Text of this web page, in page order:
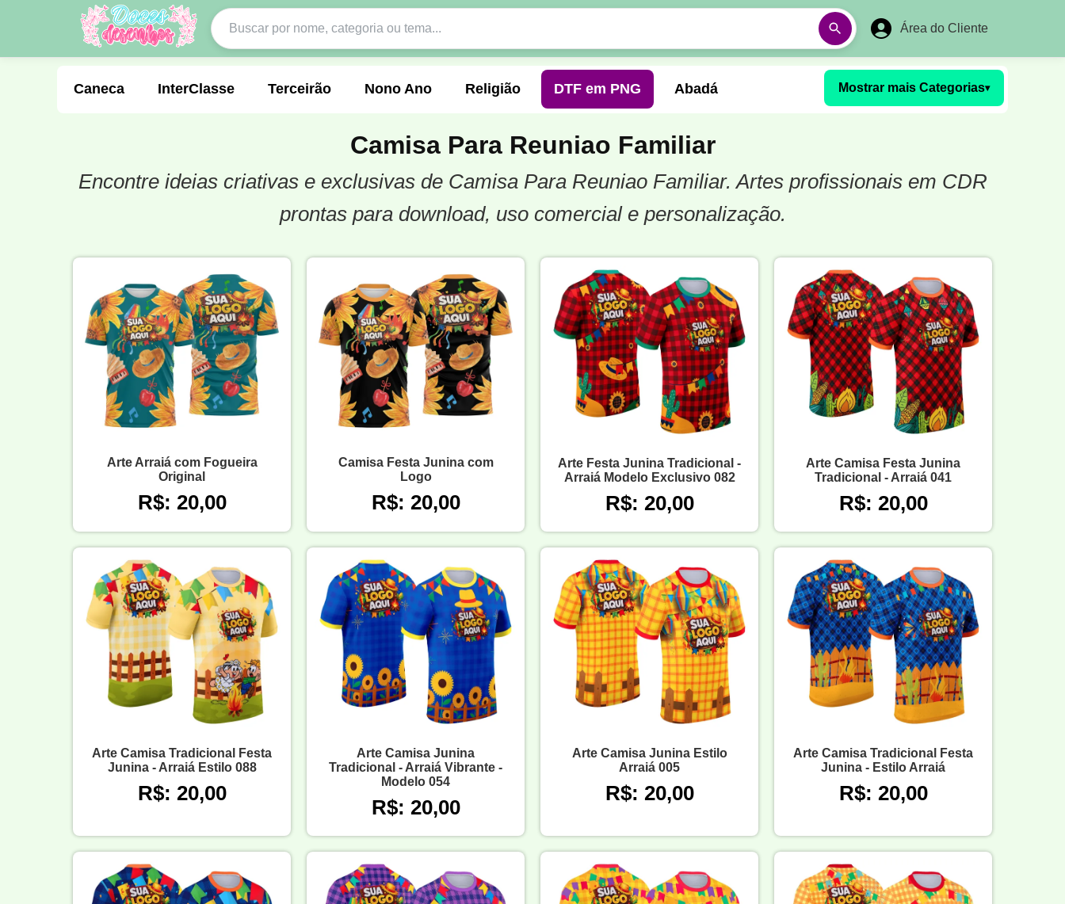
Área do Cliente
Mostrar mais Categorias▾
Caneca InterClasse Terceirão Nono Ano Religião DTF em PNG Abadá
Molde de Costura Professora Fonte Formandos Profissão Festa Junina Ano Novo Réveillon
Natalina Agro Uniforme Futebol Amador
Ciclismo Pedagogia Geografia História Matemática
Língua Portuguesa
Camisa Para Reuniao Familiar
Encontre ideias criativas e exclusivas de Camisa Para Reuniao Familiar. Artes profissionais em CDR
prontas para download, uso comercial e personalização.
Arte Arraiá com Fogueira
Original
R$: 20,00
Camisa Festa Junina com
Logo
R$: 20,00
Arte Festa Junina Tradicional -
Arraiá Modelo Exclusivo 082
R$: 20,00
Arte Camisa Festa Junina
Tradicional - Arraiá 041
R$: 20,00
Arte Camisa Tradicional Festa
Junina - Arraiá Estilo 088
R$: 20,00
Arte Camisa Junina
Tradicional - Arraiá Vibrante -
Modelo 054
R$: 20,00
Arte Camisa Junina Estilo
Arraiá 005
R$: 20,00
Arte Camisa Tradicional Festa
Junina - Estilo Arraiá
R$: 20,00